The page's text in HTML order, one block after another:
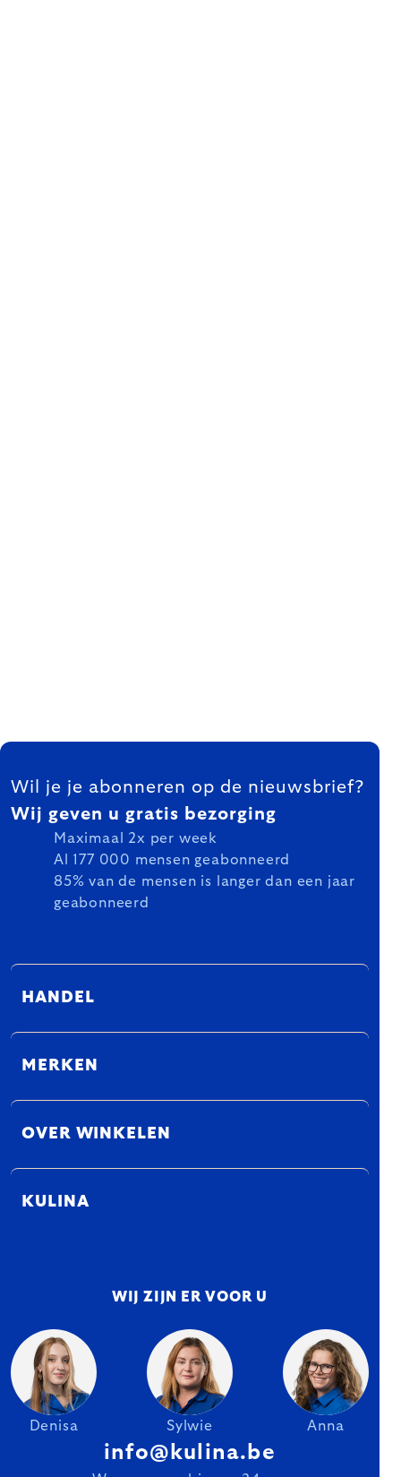
FOOTER
Wil je je abonneren op de nieuwsbrief?
Wij geven u gratis bezorging
Maximaal 2x per week
Al 177 000 mensen geabonneerd
85% van de mensen is langer dan een jaar
geabonneerd
HANDEL
MERKEN
OVER WINKELEN
KULINA
WIJ ZIJN ER VOOR U
Denisa Sylwie Anna
info@kulina.be